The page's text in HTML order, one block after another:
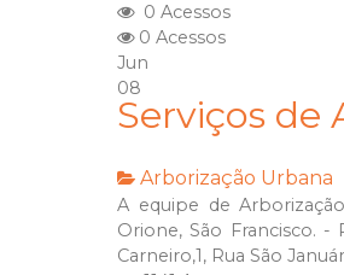
0 Acessos
0 Acessos
Jun
08
Serviços de
Arborização Urbana
A equipe de
Orione, São Francisco. -
Carneiro,1, Rua São